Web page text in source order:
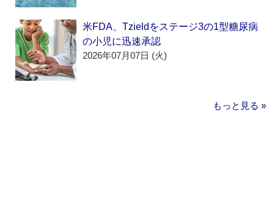
米FDA、Tzieldをステージ3の1型糖尿病
の小児に迅速承認
2026年07月07日 (火)
もっと見る »